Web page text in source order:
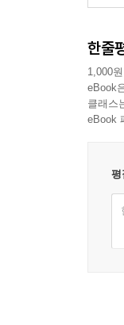
한줄
1,000
eBook
클래스
eBook
평